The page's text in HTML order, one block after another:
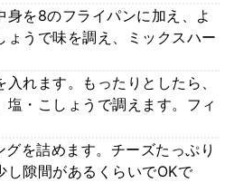
身を8のフライパンに加え、よ
ょうで味を調え、ミックスハー
れます。もったりとしたら、
塩・こしょうで調えます。フィ
を詰めます。チーズたっぷり
し隙間があるくらいでOKで